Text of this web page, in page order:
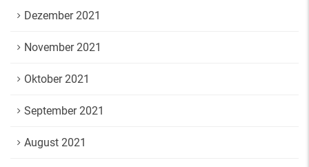
Dezember 2021
November 2021
Oktober 2021
September 2021
August 2021